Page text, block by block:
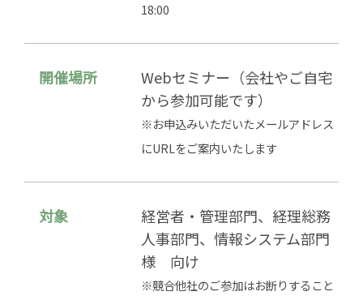
18:00
開催場所
Webセミナー（会社やご自宅
から参加可能です）
※お申込みいただいたメールアドレス
にURLをご案内いたします
対象
経営者・管理部門、経理総務
人事部門、情報システム部門
様 向け
※競合他社のご参加はお断りすること